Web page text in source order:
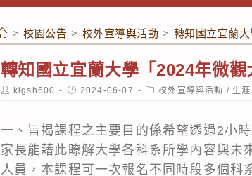
> 校園公告 > 校外宣導與活動 > 轉知國立宜蘭
轉知國立宜蘭大學「2024年微
Post
author:
klgsh600
Post
published:
2024-06-07
Post
category:
校外宣導與活動 / 生
一、旨揭課程之主要目的係希望透過2小
家長能藉此瞭解大學各科系所學內容與未
人員，本課程可一次報名不同時段多個科